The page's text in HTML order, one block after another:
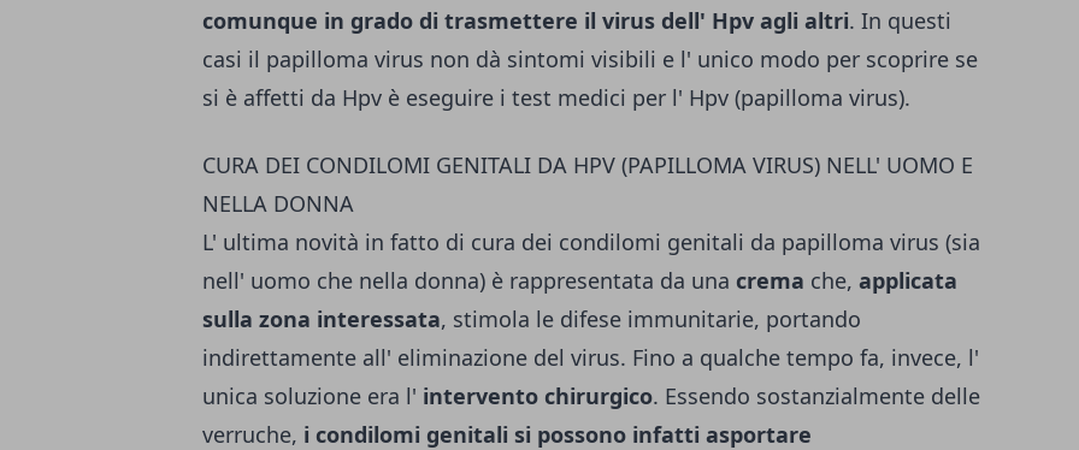
comunque in grado di trasmettere il virus dell' Hpv agli altri. In questi
casi il papilloma virus non dà sintomi visibili e l' unico modo per scoprire se
si è affetti da Hpv è eseguire i test medici per l' Hpv (papilloma virus).
CURA DEI CONDILOMI GENITALI DA HPV (PAPILLOMA VIRUS) NELL' UOMO E
NELLA DONNA
L' ultima novità in fatto di cura dei condilomi genitali da papilloma virus (sia
nell' uomo che nella donna) è rappresentata da una crema che, applicata
sulla zona interessata, stimola le difese immunitarie, portando
indirettamente all' eliminazione del virus. Fino a qualche tempo fa, invece, l'
unica soluzione era l' intervento chirurgico. Essendo sostanzialmente delle
verruche, i condilomi genitali si possono infatti asportare